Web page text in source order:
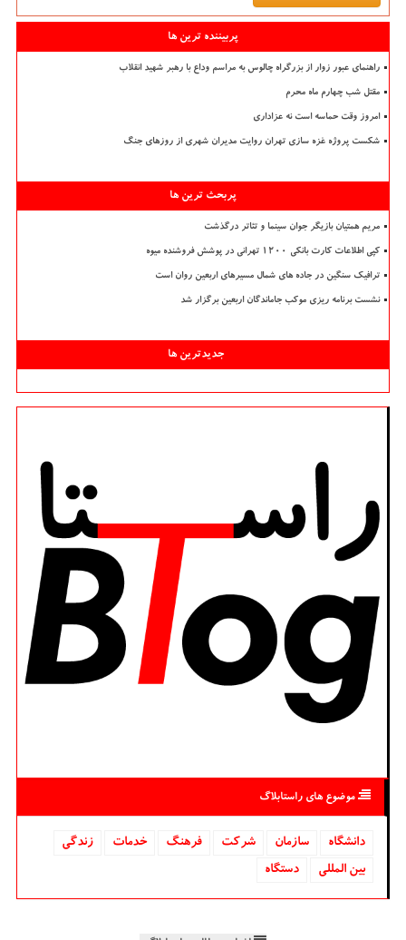
پربیننده ترین ها
راهنمای عبور زوار از بزرگراه چالوس به مراسم وداع با رهبر شهید انقلاب
مقتل شب چهارم ماه محرم
امروز وقت حماسه است نه عزاداری
شکست پروژه غزه سازی تهران روایت مدیران شهری از روزهای جنگ
پربحث ترین ها
مریم همتیان بازیگر جوان سینما و تئاتر درگذشت
کپی اطلاعات کارت بانکی ۱۲۰۰ تهرانی در پوشش فروشنده میوه
ترافیک سنگین در جاده های شمال مسیرهای اربعین روان است
نشست برنامه ریزی موکب جاماندگان اربعین برگزار شد
جدیدترین ها
موضوع های راستابلاگ
دانشگاه‌ سازمان شركت فرهنگ خدمات
زندگی
بین المللی
دستگاه